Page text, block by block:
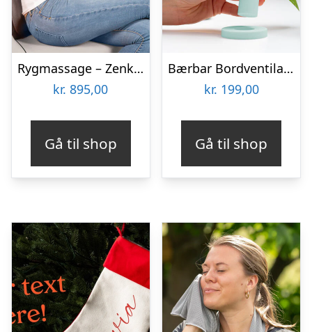
Rygmassage – Zenkuru
kr. 895,00
Gå til shop
Bærbar Bordventilator – Vooni
kr. 199,00
Gå til shop